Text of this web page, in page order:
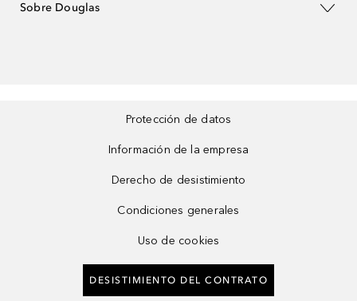
Sobre Douglas
Protección de datos
Información de la empresa
Derecho de desistimiento
Condiciones generales
Uso de cookies
DESISTIMIENTO DEL CONTRATO